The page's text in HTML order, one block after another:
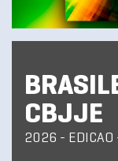
CBJJE
2026 - EDICAO